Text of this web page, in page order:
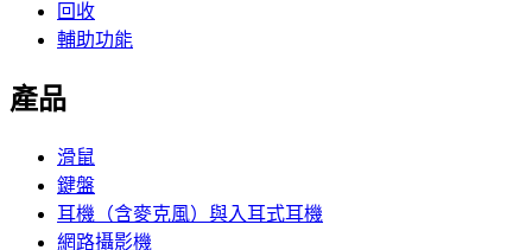
回收
輔助功能
產品
滑鼠
鍵盤
耳機（含麥克風）與入耳式耳機
網路攝影機